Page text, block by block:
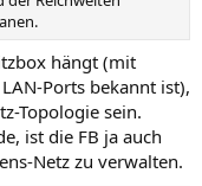
hängt (mit
Ports bekannt ist),
Topologie sein.
ist die FB ja auch
Netz zu verwalten.